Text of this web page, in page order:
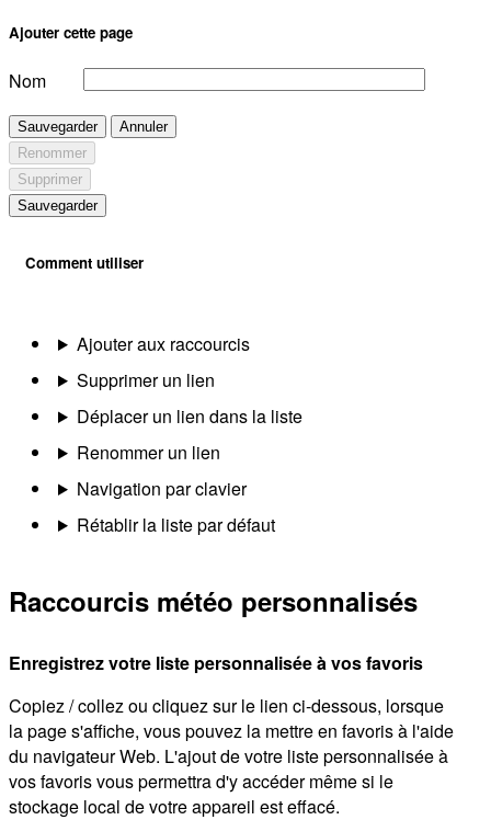
Ajouter cette page
Nom
Sauvegarder
Annuler
Renommer
Supprimer
Sauvegarder
Comment utiliser
Ajouter aux raccourcis
Supprimer un lien
Déplacer un lien dans la liste
Renommer un lien
Navigation par clavier
Rétablir la liste par défaut
Raccourcis météo personnalisés
Enregistrez votre liste personnalisée à vos favoris
Copiez / collez ou cliquez sur le lien ci-dessous, lorsque
la page s'affiche, vous pouvez la mettre en favoris à l'aide
du navigateur Web. L'ajout de votre liste personnalisée à
vos favoris vous permettra d'y accéder même si le
stockage local de votre appareil est effacé.